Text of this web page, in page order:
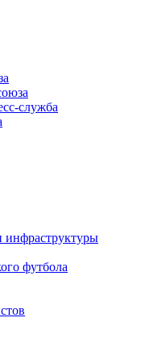
служба
инфраструктуры
футбола